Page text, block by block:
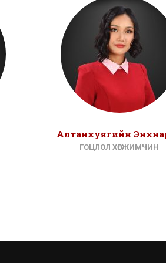
Алтанхуягийн
ГОЦЛОЛ ХӨГЖИМЧИН